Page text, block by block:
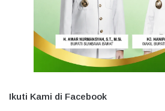
Ikuti Kami di Facebook